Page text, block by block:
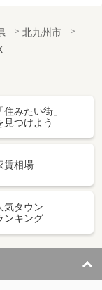
北九州市
「住みたい街」
見つけよう
賃相場
気タウン
ンキング